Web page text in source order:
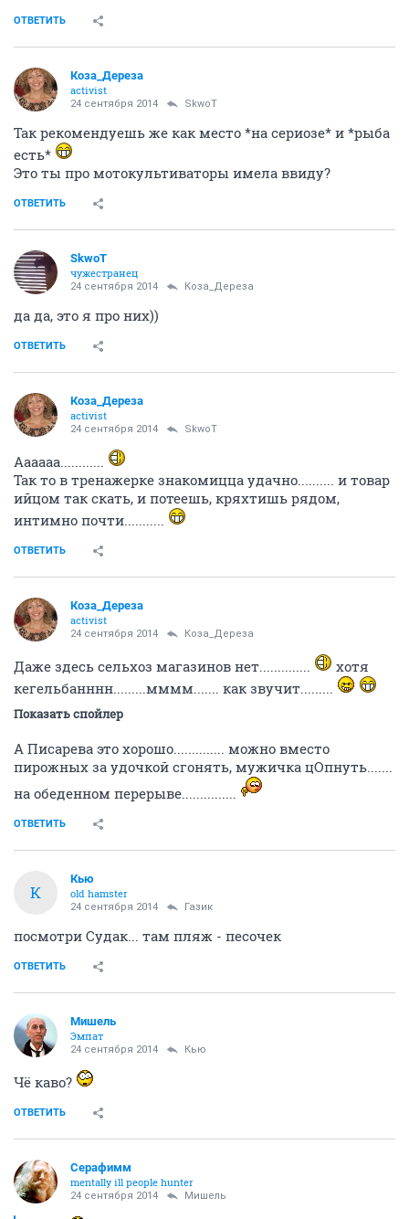
ОТВЕТИТЬ
Коза_Дepеза
activist
24 сентября 2014 SkwоT
Так рекомендуешь же как место *на сериозе* и *рыба
есть*
Это ты про мотокультиваторы имела ввиду?
ОТВЕТИТЬ
SkwоT
чужестранец
24 сентября 2014 Коза_Дepеза
да да, это я про них))
ОТВЕТИТЬ
Коза_Дepеза
activist
24 сентября 2014 SkwоT
Аааааа............
Так то в тренажерке знакомицца удачно.......... и товар
ийцом так скать, и потеешь, кряхтишь рядом,
интимно почти...........
ОТВЕТИТЬ
Коза_Дepеза
activist
24 сентября 2014 Коза_Дepеза
Даже здесь сельхоз магазинов нет..............
хотя
кегельбанннн.........мммм....... как звучит.........
Показать спойлер
А Писарева это хорошо.............. можно вместо
пирожных за удочкой сгонять, мужичка цОпнуть.......
на обеденном перерыве...............
ОТВЕТИТЬ
К
Кью
old hamster
24 сентября 2014 Газик
посмотри Судак... там пляж - песочек
ОТВЕТИТЬ
Мишель
Эмпат
24 сентября 2014 Кью
Чё каво?
ОТВЕТИТЬ
Серафимм
mentally ill people hunter
24 сентября 2014 Мишель